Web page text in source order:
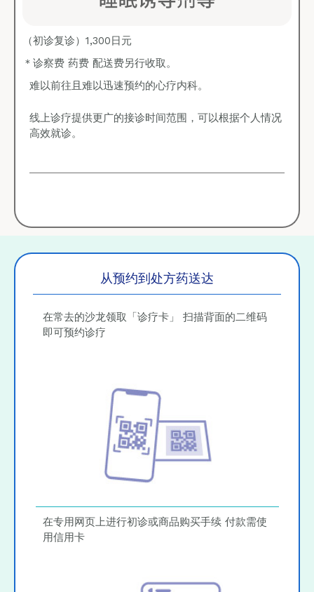
（初诊复诊）1,300日元
＊诊察费 药费 配送费另行收取。
难以前往且难以迅速预约的心疗内科。
线上诊疗提供更广的接诊时间范围，可以根据个人情况
高效就诊。
从预约到处方药送达
在常去的沙龙领取「诊疗卡」 扫描背面的二维码
即可预约诊疗
在专用网页上进行初诊或商品购买手续 付款需使
用信用卡